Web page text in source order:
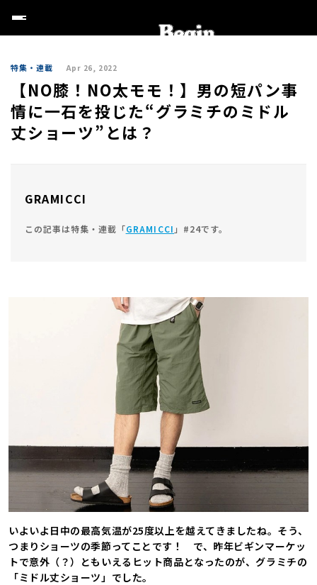
特集・連載 Apr 26, 2022
【NO膝！NO太モモ！】男の短パン事
情に一石を投じた“グラミチのミドル
丈ショーツ”とは？
GRAMICCI
この記事は特集・連載「GRAMICCI 」#24です。
いよいよ日中の最高気温が25度以上を越えてきましたね。そう、
つまりショーツの季節ってことです！ で、昨年ビギンマーケッ
トで意外（？）ともいえるヒット商品となったのが、グラミチの
「ミドル丈ショーツ」でした。